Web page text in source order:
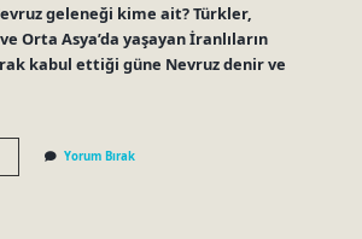
geleneği kime ait? Türkler,
Orta Asya’da yaşayan İranlıların
kabul ettiği güne Nevruz denir ve
Yorum Bırak